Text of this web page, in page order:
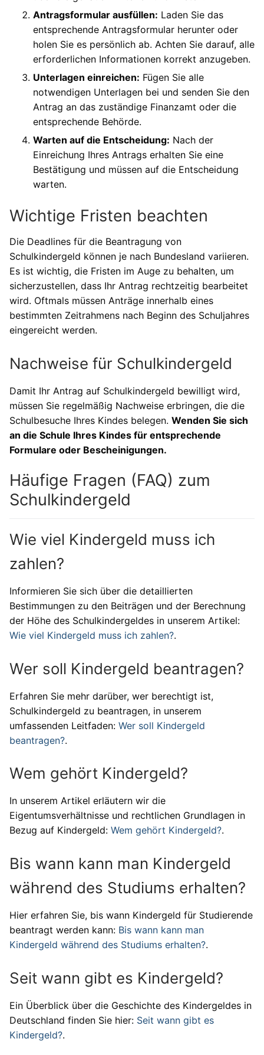
Antragsformular ausfüllen: Laden Sie das
entsprechende Antragsformular herunter oder
holen Sie es persönlich ab. Achten Sie darauf, alle
erforderlichen Informationen korrekt anzugeben.
Unterlagen einreichen: Fügen Sie alle
notwendigen Unterlagen bei und senden Sie den
Antrag an das zuständige Finanzamt oder die
entsprechende Behörde.
Warten auf die Entscheidung: Nach der
Einreichung Ihres Antrags erhalten Sie eine
Bestätigung und müssen auf die Entscheidung
warten.
Wichtige Fristen beachten
Die Deadlines für die Beantragung von
Schulkindergeld können je nach Bundesland variieren.
Es ist wichtig, die Fristen im Auge zu behalten, um
sicherzustellen, dass Ihr Antrag rechtzeitig bearbeitet
wird. Oftmals müssen Anträge innerhalb eines
bestimmten Zeitrahmens nach Beginn des Schuljahres
eingereicht werden.
Nachweise für Schulkindergeld
Damit Ihr Antrag auf Schulkindergeld bewilligt wird,
müssen Sie regelmäßig Nachweise erbringen, die die
Schulbesuche Ihres Kindes belegen. Wenden Sie sich
an die Schule Ihres Kindes für entsprechende
Formulare oder Bescheinigungen.
Häufige Fragen (FAQ) zum
Schulkindergeld
Wie viel Kindergeld muss ich
zahlen?
Informieren Sie sich über die detaillierten
Bestimmungen zu den Beiträgen und der Berechnung
der Höhe des Schulkindergeldes in unserem Artikel:
Wie viel Kindergeld muss ich zahlen?.
Wer soll Kindergeld beantragen?
Erfahren Sie mehr darüber, wer berechtigt ist,
Schulkindergeld zu beantragen, in unserem
umfassenden Leitfaden: Wer soll Kindergeld
beantragen?.
Wem gehört Kindergeld?
In unserem Artikel erläutern wir die
Eigentumsverhältnisse und rechtlichen Grundlagen in
Bezug auf Kindergeld: Wem gehört Kindergeld?.
Bis wann kann man Kindergeld
während des Studiums erhalten?
Hier erfahren Sie, bis wann Kindergeld für Studierende
beantragt werden kann: Bis wann kann man
Kindergeld während des Studiums erhalten?.
Seit wann gibt es Kindergeld?
Ein Überblick über die Geschichte des Kindergeldes in
Deutschland finden Sie hier: Seit wann gibt es
Kindergeld?.